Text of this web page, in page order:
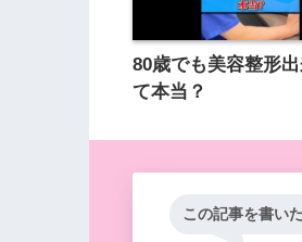
80歳でも美容整形
て本当？
この記事を書い